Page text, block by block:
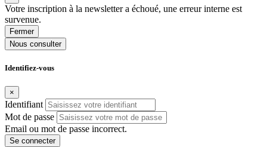
Votre inscription à la newsletter a échoué, une erreur interne est
survenue.
Fermer
Nous consulter
Identifiez-vous
×
Identifiant
Mot de passe
Email ou mot de passe incorrect.
Se connecter